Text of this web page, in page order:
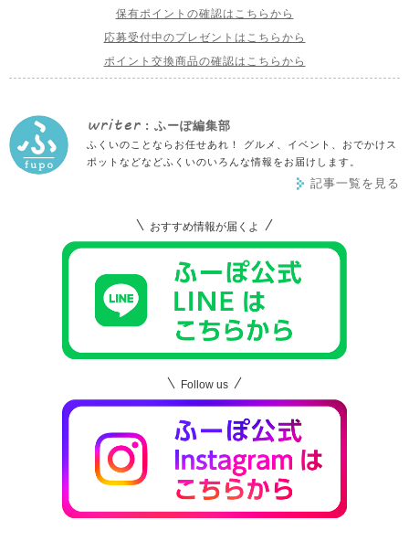
保有ポイントの確認はこちらから
応募受付中のプレゼントはこちらから
ポイント交換商品の確認はこちらから
writer : ふーぽ編集部
ふくいのことならお任せあれ！ グルメ、イベント、おでかけス
ポットなどなどふくいのいろんな情報をお届けします。
記事一覧を見る
おすすめ情報が届くよ
Follow us